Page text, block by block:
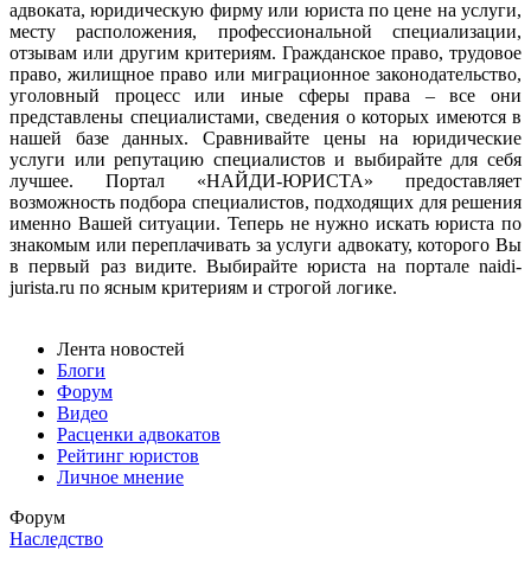
адвоката, юридическую фирму или юриста по цене на услуги,
месту расположения, профессиональной специализации,
отзывам или другим критериям. Гражданское право, трудовое
право, жилищное право или миграционное законодательство,
уголовный процесс или иные сферы права – все они
представлены специалистами, сведения о которых имеются в
нашей базе данных. Сравнивайте цены на юридические
услуги или репутацию специалистов и выбирайте для себя
лучшее. Портал «НАЙДИ-ЮРИСТА» предоставляет
возможность подбора специалистов, подходящих для решения
именно Вашей ситуации. Теперь не нужно искать юриста по
знакомым или переплачивать за услуги адвокату, которого Вы
в первый раз видите. Выбирайте юриста на портале naidi-
jurista.ru по ясным критериям и строгой логике.
Лента новостей
Блоги
Форум
Видео
Расценки адвокатов
Рейтинг юристов
Личное мнение
Форум
Наследство